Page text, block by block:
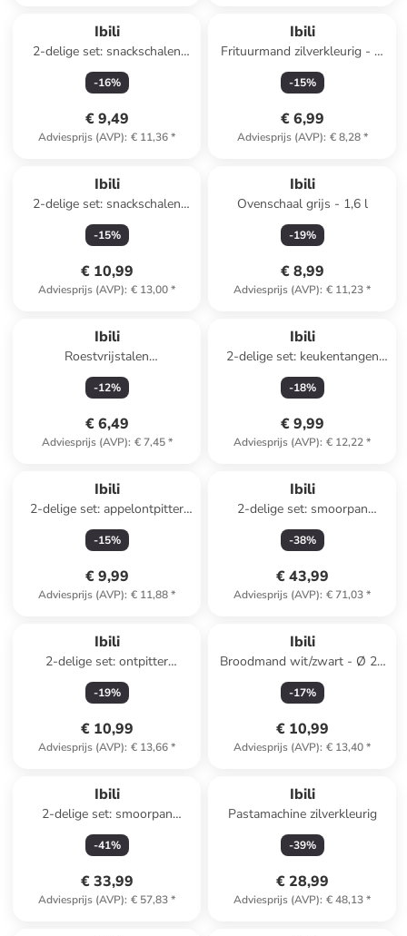
Ibili
2-delige set: snackschalen
grijs - Ø 16 cm
-16%
€ 9,49
Adviesprijs (AVP): € 11,36*
Ibili
Frituurmand zilverkleurig - Ø
19 cm
-15%
€ 6,99
Adviesprijs (AVP): € 8,28*
Ibili
2-delige set: snackschalen
geel - Ø 15 cm
-15%
€ 10,99
Adviesprijs (AVP): € 13,00*
Ibili
Ovenschaal grijs - 1,6 l
-19%
€ 8,99
Adviesprijs (AVP): € 11,23*
Ibili
Roestvrijstalen
tomatenontpitter "Intense" -
(L)17 cm
-12%
€ 6,49
Adviesprijs (AVP): € 7,45*
Ibili
2-delige set: keukentangen
zilverkleurig - (H)24 cm
-18%
€ 9,99
Adviesprijs (AVP): € 12,22*
Ibili
2-delige set: appelontpitter
zilverkleurig - Ø 2,8 cm
-15%
€ 9,99
Adviesprijs (AVP): € 11,88*
Ibili
2-delige set: smoorpan
"Esben" zwart/rood - Ø 36 cm
-38%
€ 43,99
Adviesprijs (AVP): € 71,03*
Ibili
2-delige set: ontpitter
zilverkleurig - (H)18,5 cm
-19%
€ 10,99
Adviesprijs (AVP): € 13,66*
Ibili
Broodmand wit/zwart - Ø 25
cm
-17%
€ 10,99
Adviesprijs (AVP): € 13,40*
Ibili
2-delige set: smoorpan
"Esben" zwart/rood - Ø 32 cm
-41%
€ 33,99
Adviesprijs (AVP): € 57,83*
Ibili
Pastamachine zilverkleurig
-39%
€ 28,99
Adviesprijs (AVP): € 48,13*